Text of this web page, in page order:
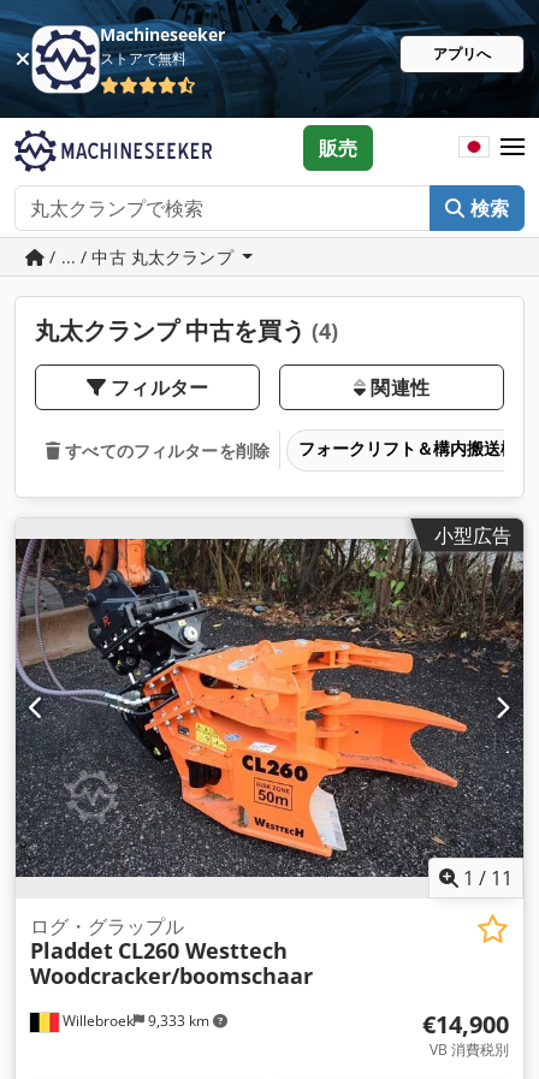
Machineseeker
ストアで無料 アプリへ
検索
販売
/ ... / 中古 丸太クランプ
丸太クランプ 中古を買う (4)
フィルター 関連性
すべてのフィルターを削除 フォークリフト＆構内搬送機器
小型広告
1 / 11
Willebroek 9,333 km
ログ・グラップル
Pladdet CL260 Westtech
Woodcracker/boomschaar
€14,900
VB 消費税別